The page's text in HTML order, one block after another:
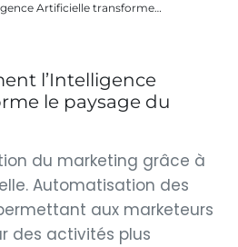
Artificielle transforme…
l’Intelligence
le paysage du
du marketing grâce à
Automatisation des
aux marketeurs
des activités plus